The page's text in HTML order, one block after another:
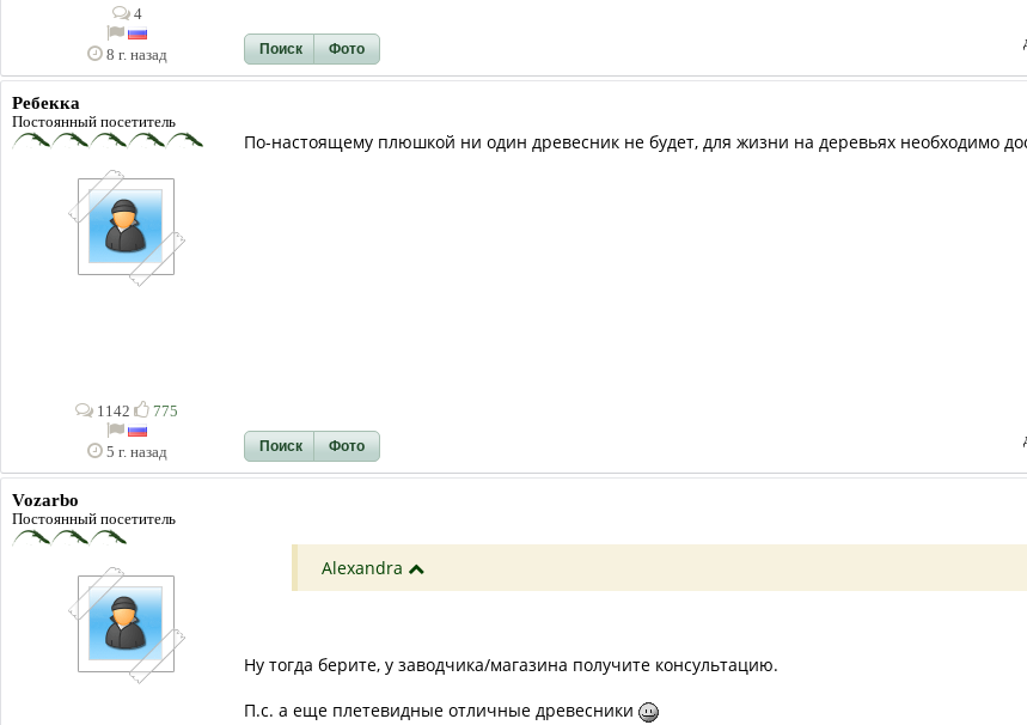
4
8 г. назад Поиск Фото
Ребекка
Постоянный посетитель
1142 775
5 г. назад
По-настоящему плюшкой ни один древесник не будет, для жизни на деревьях необходимо
Поиск Фото
Vozarbo
Постоянный посетитель
Alexandra
Ну тогда берите, у заводчика/магазина получите консультацию.
П.с. а еще плетевидные отличные древесники